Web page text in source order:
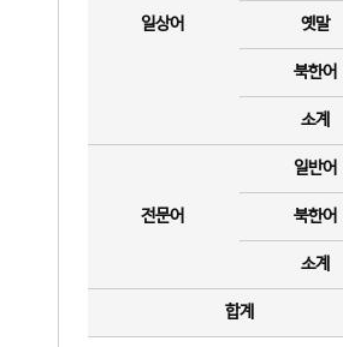
일상어 옛말
북한어
소계
전문어
일반어
북한어
소계
합계